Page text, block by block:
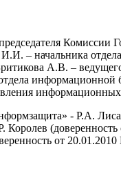
– начальника
А.В. –
- Р.А.
от